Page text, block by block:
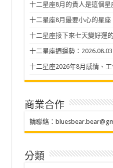
十二星座8月的貴人是這個星
十二星座8月最要小心的星座
十二星座接下來七天變好運
十二星座週運勢：
十二星座2026年8月感情、
商業合作
請聯絡：
分類